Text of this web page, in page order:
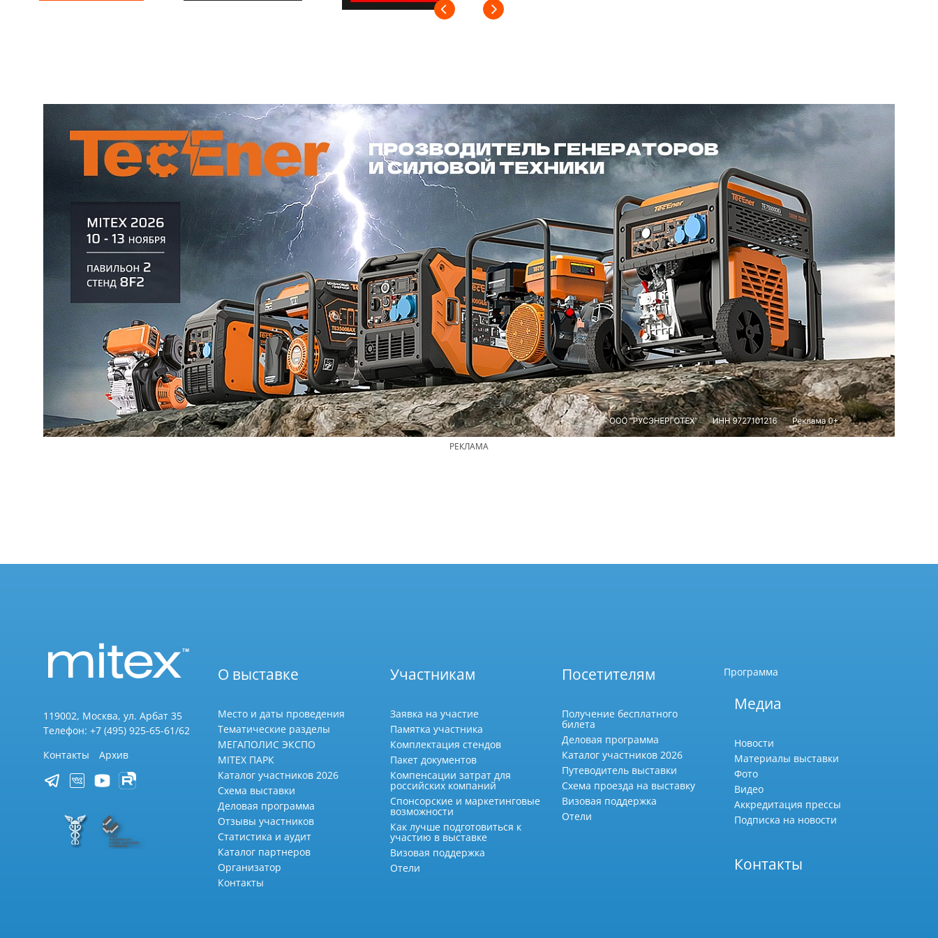
РЕКЛАМА
119002, Москва, ул. Арбат 35
Телефон: +7 (495) 925-65-61/62
Контакты
Архив
О выставке
Место и даты проведения
Тематические разделы
МЕГАПОЛИС ЭКСПО
MITEX ПАРК
Каталог участников 2026
Схема выставки
Деловая программа
Отзывы участников
Статистика и аудит
Каталог партнеров
Организатор
Контакты
Участникам
Заявка на участие
Памятка участника
Комплектация стендов
Пакет документов
Компенсации затрат для
российских компаний
Спонсорские и маркетинговые
возможности
Как лучше подготовиться к
участию в выставке
Визовая поддержка
Отели
Посетителям
Получение бесплатного
билета
Деловая программа
Каталог участников 2026
Путеводитель выставки
Схема проезда на выставку
Визовая поддержка
Отели
Программа
Медиа
Новости
Материалы выставки
Фото
Видео
Аккредитация прессы
Подписка на новости
Контакты